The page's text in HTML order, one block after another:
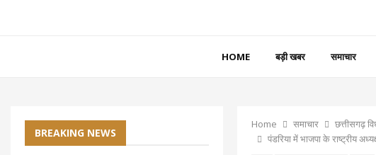
HOME बड़ी खबर समाचार
Home समाचार
छत्तीसगढ़
पंडरिया में भाजपा के राष्ट्रीय
BREAKING NEWS